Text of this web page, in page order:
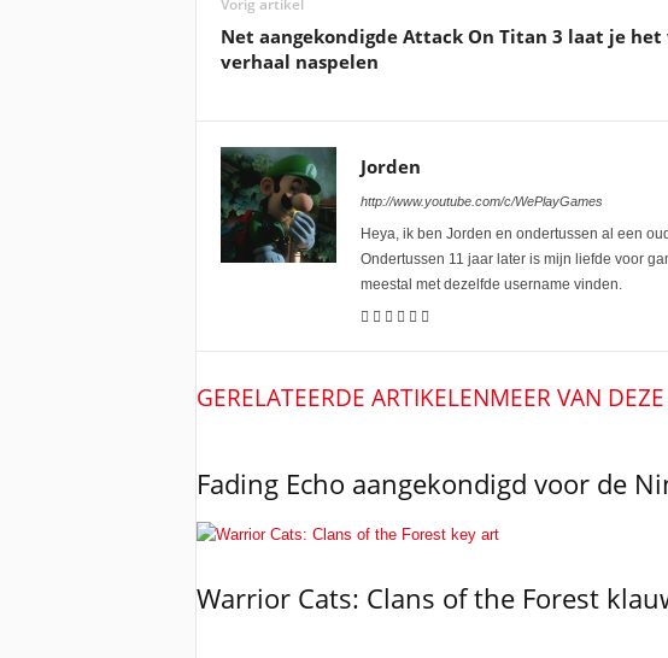
Vorig artikel
Net aangekondigde Attack On Titan 3 laat je het
verhaal naspelen
Jorden
http://www.youtube.com/c/WePlayGames
Heya, ik ben Jorden en ondertussen al een
Ondertussen 11 jaar later is mijn liefde voor
meestal met dezelfde username vinden.
GERELATEERDE ARTIKELENMEER VAN
Fading Echo aangekondigd voor de
Warrior Cats: Clans of the Forest